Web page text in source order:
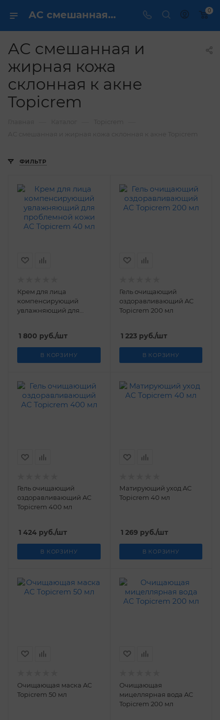
АC смешанная и жирная кожа склонная к акне Topicrem купить ✔️ по выгодным ценам 0
АC смешанная и
жирная кожа
склонная к акне
Topicrem
ФИЛЬТР
Крем для лица
компенсирующий
увлажняющий для
1 800 руб./шт
В КОРЗИНУ
Гель очищающий
оздоравливающий AC
Topicrem 200 мл
1 223руб./шт
В КОРЗИНУ
Гель очищающий
оздоравливающий AC
Topicrem 400 мл
1 424 руб./шт
В КОРЗИНУ
Матирующий уход AC
Topicrem 40 мл
1 269 руб./шт
В КОРЗИНУ
Очищающая маска AC
Topicrem 50 мл
Очищающая
мицеллярная вода AC
Topicrem 200 мл